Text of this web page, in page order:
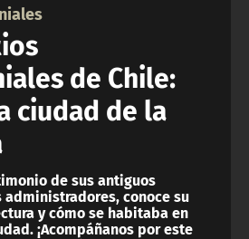
de Chile:
ciudad de la
de sus antiguos
conoce su
y cómo se habitaba en
¡Acompáñanos por este